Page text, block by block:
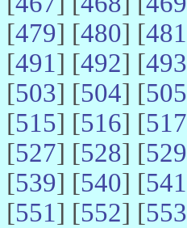
[479] [480] [481
[491] [492] [493
[503] [504] [505
[515] [516] [517
[527] [528] [529
[539] [540] [541
[551] [552] [553